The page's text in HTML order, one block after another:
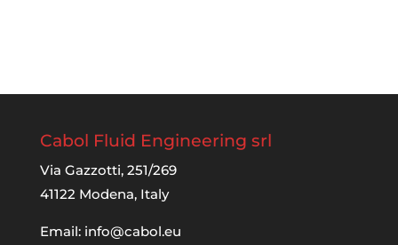
Cabol Fluid Engineering srl
Via Gazzotti, 251/269
41122 Modena, Italy
Email: info@cabol.eu